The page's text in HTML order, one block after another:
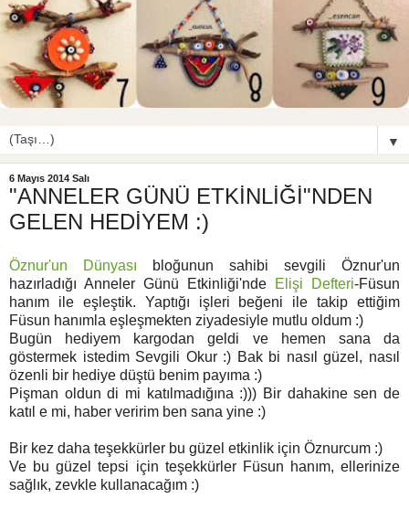
▼
6 Mayıs 2014 Salı
"ANNELER GÜNÜ ETKİNLİĞİ"NDEN
GELEN HEDİYEM :)
Öznur'un Dünyası bloğunun sahibi sevgili Öznur'un
hazırladığı Anneler Günü Etkinliği'nde
Elişi Defteri-Füsun
hanım ile eşleştik. Yaptığı işleri beğeni ile takip ettiğim
Füsun hanımla eşleşmekten ziyadesiyle mutlu oldum :)
Bugün hediyem kargodan geldi ve hemen sana da
göstermek istedim Sevgili Okur :) Bak bi nasıl güzel, nasıl
özenli bir hediye düştü benim payıma :)
Pişman oldun di mi katılmadığına :))) Bir dahakine sen de
katıl e mi, haber veririm ben sana yine :)
Bir kez daha teşekkürler bu güzel etkinlik için Öznurcum :)
Ve bu güzel tepsi için teşekkürler Füsun hanım, ellerinize
sağlık, zevkle kullanacağım :)